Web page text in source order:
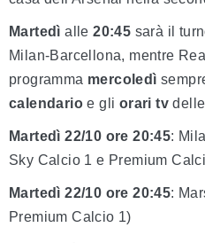
Martedì alle20:45 sarà il
Milan-Barcellona, mentre
programma mercoledì
calendario e gli orari tv
Martedì 22/10 ore 20:45:
Sky Calcio 1 e Premium
Martedì 22/10 ore 20:45:
Premium Calcio 1)